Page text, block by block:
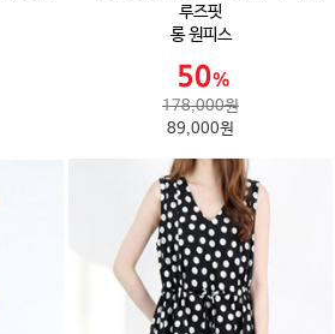
루즈핏
롱 원피스
178,000원
89,000원